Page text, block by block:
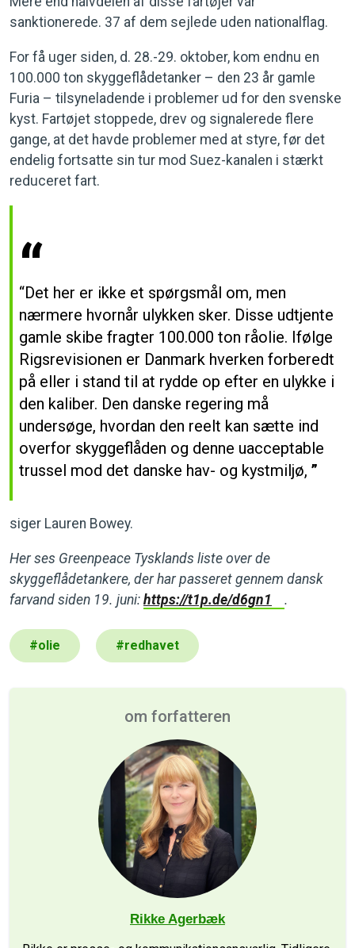
sanktionerede. 37 af dem sejlede uden nationalflag.
For få uger siden, d. 28.-29. oktober, kom endnu en
100.000 ton skyggeflådetanker – den 23 år gamle
Furia – tilsyneladende i problemer ud for den svenske
kyst. Fartøjet stoppede, drev og signalerede flere
gange, at det havde problemer med at styre, før det
endelig fortsatte sin tur mod Suez-kanalen i stærkt
reduceret fart.
“Det her er ikke et spørgsmål om, men
nærmere hvornår ulykken sker. Disse udtjente
gamle skibe fragter 100.000 ton råolie. Ifølge
Rigsrevisionen er Danmark hverken forberedt
på eller i stand til at rydde op efter en ulykke i
den kaliber. Den danske regering må
undersøge, hvordan den reelt kan sætte ind
overfor skyggeflåden og denne uacceptable
trussel mod det danske hav- og kystmiljø,
siger Lauren Bowey.
Her ses Greenpeace Tysklands liste over de
skyggeflådetankere, der har passeret gennem dansk
farvand siden 19. juni: https://t1p.de/d6gn1 .
#olie #redhavet
om forfatteren
Rikke Agerbæk